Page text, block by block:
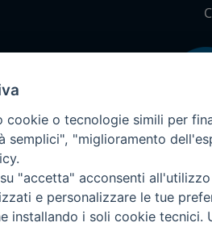
cookie o tecnologie simili per
semplici", "miglioramento
"accetta" acconsenti
e personalizzare le tue
installando i soli cookie